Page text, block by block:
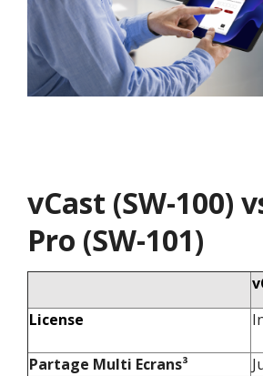
vCast (SW-100)
Pro (SW-101)
License
Partage Multi Ecrans³​